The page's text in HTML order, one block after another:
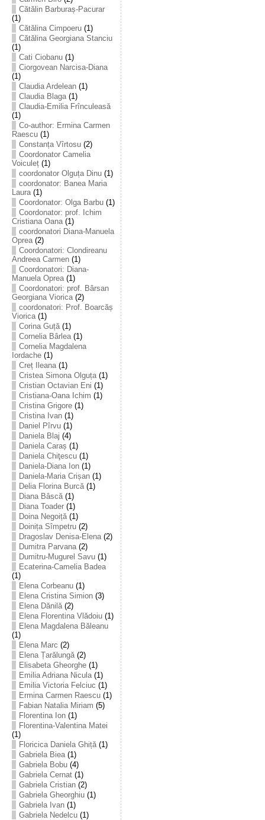
Cătălin Barburaș-Pacurar
(1)
Cătălina Cimpoeru(1)
Cătălina Georgiana Stanciu
(1)
Cati Ciobanu(1)
Ciorgovean Narcisa-Diana
(1)
Claudia Ardelean(1)
Claudia Blaga(1)
Claudia-Emilia Frînculeasă
(1)
Co-author: Ermina Carmen
Raescu(1)
Constanța Vîrtosu(2)
Coordonator Camelia
Voiculeț(1)
coordonator Olguța Dinu(1)
coordonator: Banea Maria
Laura(1)
Coordonator: Olga Barbu(1)
Coordonator: prof. Ichim
Cristiana Oana(1)
coordonatori Diana-Manuela
Oprea(2)
Coordonatori: Clondireanu
Andreea Carmen(1)
Coordonatori: Diana-
Manuela Oprea(1)
Coordonatori: prof. Bârsan
Georgiana Viorica(2)
coordonatori: Prof. Boarcăș
Viorica(1)
Corina Guță(1)
Cornelia Bârlea(1)
Cornelia Magdalena
Iordache(1)
Creț Ileana(1)
Cristea Simona Olguța(1)
Cristian Octavian Eni (1)
Cristiana-Oana Ichim (1)
Cristina Grigore(1)
Cristina Ivan(1)
Daniel Pîrvu(1)
Daniela Blaj (4)
Daniela Caraș (1)
Daniela Chiţescu(1)
Daniela-Diana Ion(1)
Daniela-Maria Crișan(1)
Delia Florina Burcă(1)
Diana Bâscă(1)
Diana Toader(1)
Doina Negoiță(1)
Doinița Sîmpetru(2)
Dragoslav Denisa-Elena(2)
Dumitra Parvana(2)
Dumitru-Mugurel Savu(1)
Ecaterina-Camelia Badea
(1)
Elena Corbeanu(1)
Elena Cristina Simion(3)
Elena Dănilă(2)
Elena Florentina Vlădoiu(1)
Elena Magdalena Băleanu
(1)
Elena Marc (2)
Elena Țarălungă(2)
Elisabeta Gheorghe(1)
Emilia Adriana Nicula(1)
Emilia Victoria Felciuc (1)
Ermina Carmen Raescu(1)
Fabian Natalia Miriam (5)
Florentina Ion(1)
Florentina-Valentina Matei
(1)
Floricica Daniela Ghiță(1)
Gabriela Biea(1)
Gabriela Bobu(4)
Gabriela Cernat(1)
Gabriela Cristian(2)
Gabriela Gheorghiu(1)
Gabriela Ivan(1)
Gabriela Nedelcu(1)